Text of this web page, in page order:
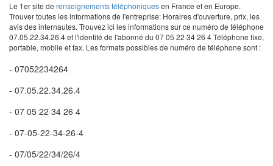
Le 1er site de renseignements téléphoniquesen France et en Europe.
Trouver toutes les informations de l'entreprise: Horaires d'ouverture, prix, les
avis des internautes. Trouvez ici les informations sur ce numéro de téléphone
07.05.22.34.26.4 et l'identité de l'abonné du 07 05 22 34 26 4 Téléphone fixe,
portable, mobile et fax. Les formats possibles de numéro de téléphone sont :
- 07052234264
- 07.05.22.34.26.4
- 07 05 22 34 26 4
- 07-05-22-34-26-4
- 07/05/22/34/26/4